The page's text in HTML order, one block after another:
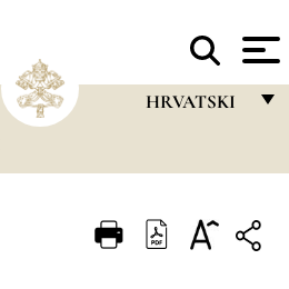
HRVATSKI
ITALIANO